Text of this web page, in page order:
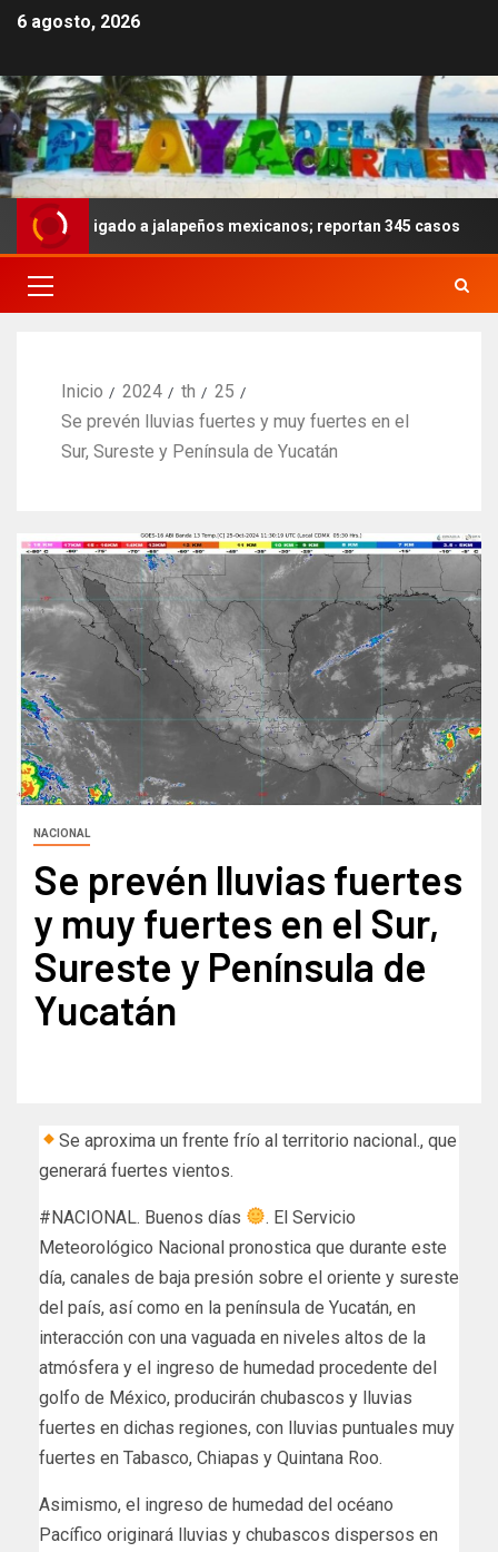
6 agosto, 2026
ligado a jalapeños mexicanos; reportan 345 casos
Inicio 2024 th
25
Se prevén lluvias fuertes y muy fuertes en el
Sur, Sureste y Península de Yucatán
NACIONAL
Se prevén lluvias fuertes
y muy fuertes en el Sur,
Sureste y Península de
Yucatán
Se aproxima un frente frío al territorio nacional., que
generará fuertes vientos.
#NACIONAL. Buenos días
. El Servicio
Meteorológico Nacional pronostica que durante este
día, canales de baja presión sobre el oriente y sureste
del país, así como en la península de Yucatán, en
interacción con una vaguada en niveles altos de la
atmósfera y el ingreso de humedad procedente del
golfo de México, producirán chubascos y lluvias
fuertes en dichas regiones, con lluvias puntuales muy
fuertes en Tabasco, Chiapas y Quintana Roo.
Asimismo, el ingreso de humedad del océano
Pacífico originará lluvias y chubascos dispersos en